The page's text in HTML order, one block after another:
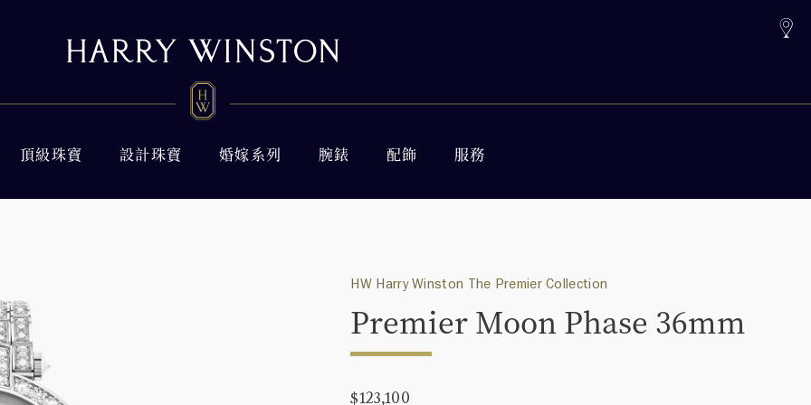
頂級珠寶 設計珠寶 婚嫁系列 腕錶 配飾 服務
HW Harry Winston The Premier Collection
Premier Moon Phase 36mm
$123,100